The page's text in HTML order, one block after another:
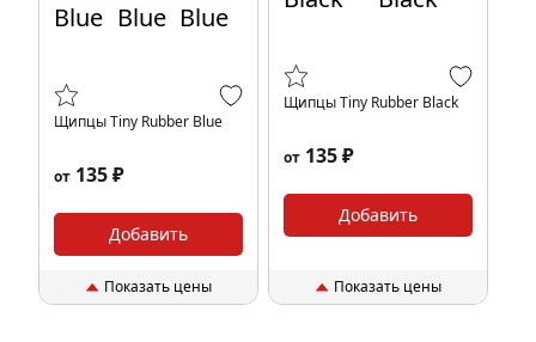
Щипцы Tiny Rubber Blue
от 135 ₽
Добавить
Показать цены
Щипцы Tiny Rubber Black
от 135 ₽
Добавить
Показать цены